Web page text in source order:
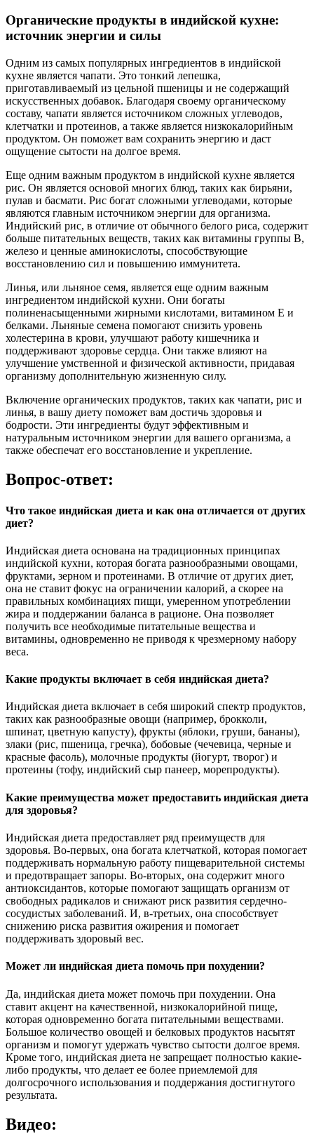
Органические продукты в индийской кухне:
источник энергии и силы
Одним из самых популярных ингредиентов в индийской
кухне является чапати. Это тонкий лепешка,
приготавливаемый из цельной пшеницы и не содержащий
искусственных добавок. Благодаря своему органическому
составу, чапати является источником сложных углеводов,
клетчатки и протеинов, а также является низкокалорийным
продуктом. Он поможет вам сохранить энергию и даст
ощущение сытости на долгое время.
Еще одним важным продуктом в индийской кухне является
рис. Он является основой многих блюд, таких как бирьяни,
пулав и басмати. Рис богат сложными углеводами, которые
являются главным источником энергии для организма.
Индийский рис, в отличие от обычного белого риса, содержит
больше питательных веществ, таких как витамины группы В,
железо и ценные аминокислоты, способствующие
восстановлению сил и повышению иммунитета.
Линья, или льняное семя, является еще одним важным
ингредиентом индийской кухни. Они богаты
полиненасыщенными жирными кислотами, витамином Е и
белками. Льняные семена помогают снизить уровень
холестерина в крови, улучшают работу кишечника и
поддерживают здоровье сердца. Они также влияют на
улучшение умственной и физической активности, придавая
организму дополнительную жизненную силу.
Включение органических продуктов, таких как чапати, рис и
линья, в вашу диету поможет вам достичь здоровья и
бодрости. Эти ингредиенты будут эффективным и
натуральным источником энергии для вашего организма, а
также обеспечат его восстановление и укрепление.
Вопрос-ответ:
Что такое индийская диета и как она отличается от других
диет?
Индийская диета основана на традиционных принципах
индийской кухни, которая богата разнообразными овощами,
фруктами, зерном и протеинами. В отличие от других диет,
она не ставит фокус на ограничении калорий, а скорее на
правильных комбинациях пищи, умеренном употреблении
жира и поддержании баланса в рационе. Она позволяет
получить все необходимые питательные вещества и
витамины, одновременно не приводя к чрезмерному набору
веса.
Какие продукты включает в себя индийская диета?
Индийская диета включает в себя широкий спектр продуктов,
таких как разнообразные овощи (например, брокколи,
шпинат, цветную капусту), фрукты (яблоки, груши, бананы),
злаки (рис, пшеница, гречка), бобовые (чечевица, черные и
красные фасоль), молочные продукты (йогурт, творог) и
протеины (тофу, индийский сыр панеер, морепродукты).
Какие преимущества может предоставить индийская диета
для здоровья?
Индийская диета предоставляет ряд преимуществ для
здоровья. Во-первых, она богата клетчаткой, которая помогает
поддерживать нормальную работу пищеварительной системы
и предотвращает запоры. Во-вторых, она содержит много
антиоксидантов, которые помогают защищать организм от
свободных радикалов и снижают риск развития сердечно-
сосудистых заболеваний. И, в-третьих, она способствует
снижению риска развития ожирения и помогает
поддерживать здоровый вес.
Может ли индийская диета помочь при похудении?
Да, индийская диета может помочь при похудении. Она
ставит акцент на качественной, низкокалорийной пище,
которая одновременно богата питательными веществами.
Большое количество овощей и белковых продуктов насытят
организм и помогут удержать чувство сытости долгое время.
Кроме того, индийская диета не запрещает полностью какие-
либо продукты, что делает ее более приемлемой для
долгосрочного использования и поддержания достигнутого
результата.
Видео: